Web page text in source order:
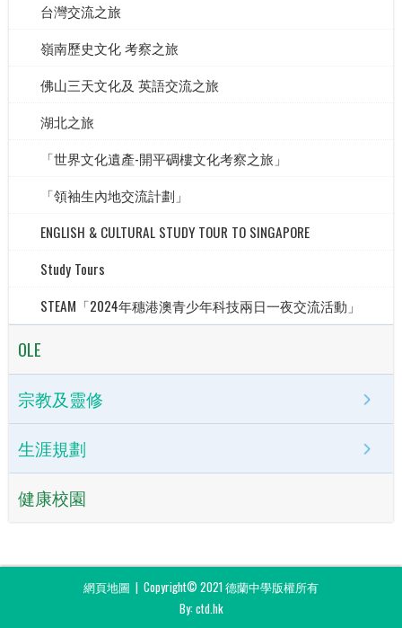
台灣交流之旅
嶺南歷史文化 考察之旅
佛山三天文化及 英語交流之旅
湖北之旅
「世界文化遺產-開平碉樓文化考察之旅」
「領袖生內地交流計劃」
ENGLISH & CULTURAL STUDY TOUR TO SINGAPORE
Study Tours
STEAM「2024年穗港澳青少年科技兩日一夜交流活動」
OLE
宗教及靈修
生涯規劃
健康校園
網頁地圖 | Copyright© 2021 德蘭中學版權所有
By: ctd.hk